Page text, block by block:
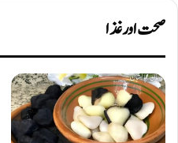
صحت اور غذا